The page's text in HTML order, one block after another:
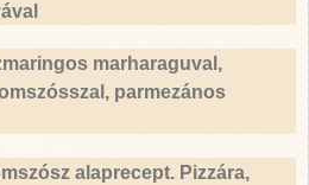
marharaguval,
parmezános
alaprecept. Pizzára,